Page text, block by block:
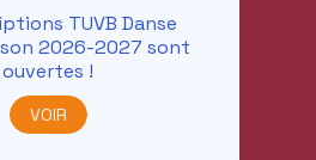
TUVB Danse
2026-2027 sont
ouvertes !
VOIR